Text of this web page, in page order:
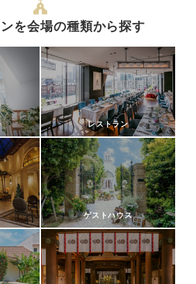
を会場の種類から探す
レストラン
ゲストハウス